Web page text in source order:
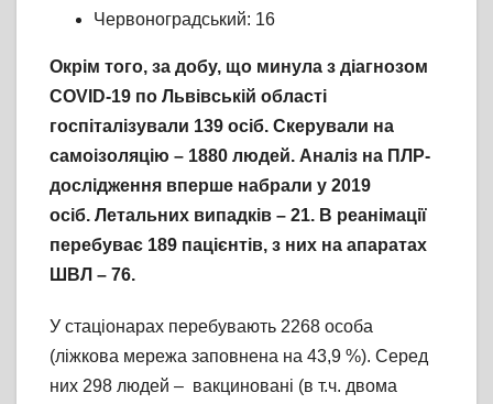
Червоноградський: 16
Окрім того, за добу, що минула з діагнозом
COVID-19 по Львівській області
госпіталізували 139 осіб. Скерували на
самоізоляцію – 1880 людей. Аналіз на ПЛР-
дослідження вперше набрали у 2019
осіб. Летальних випадків – 21. В реанімації
перебуває 189 пацієнтів, з них на апаратах
ШВЛ – 76.
У стаціонарах перебувають 2268 особа
(ліжкова мережа заповнена на 43,9 %). Серед
них 298 людей – вакциновані (в т.ч. двома